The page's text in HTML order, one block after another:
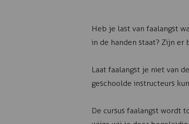
Heb je last van faalangst
in de handen staat? Zijn
Laat faalangst je niet van
geschoolde instructeurs
De cursus faalangst wordt